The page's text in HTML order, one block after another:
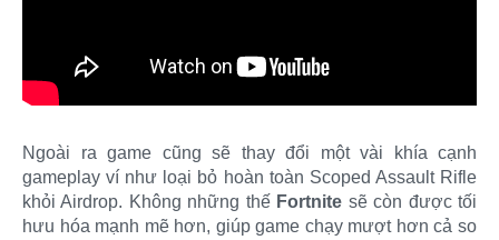
Ngoài ra game cũng sẽ thay đổi một vài khía cạnh
gameplay ví như loại bỏ hoàn toàn Scoped Assault Rifle
khỏi Airdrop. Không những thế Fortnite sẽ còn được tối
hưu hóa mạnh mẽ hơn, giúp game chạy mượt hơn cả so